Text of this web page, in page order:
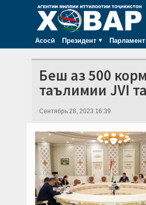
Асосӣ Президент Парламент
Беш аз 500
таълимии JVI
Сентябрь 28, 2023 16:39